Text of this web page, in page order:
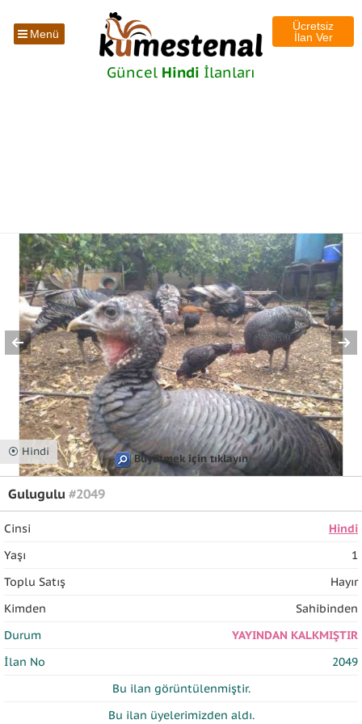
Menü
Ücretsiz
İlan Ver
Güncel Hindi İlanları
⦿ Hindi
Büyütmek için tıklayın
Gulugulu #2049
Cinsi
Hindi
Yaşı
1
Toplu Satış
Hayır
Kimden
Sahibinden
Durum
YAYINDAN KALKMIŞTIR
İlan No
2049
Bu ilan görüntülenmiştir.
Bu ilan üyelerimizden aldı.